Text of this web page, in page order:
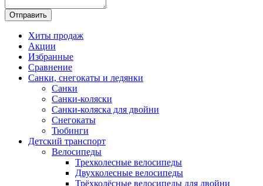
Отправить
Хиты продаж
Акции
Избранные
Сравнение
Санки, снегокаты и ледянки
Санки
Санки-коляски
Санки-коляска для двойни
Снегокаты
Тюбинги
Детский транспорт
Велосипеды
Трехколесные велосипеды
Двухколесные велосипеды
Трёхколёсные велосипеды для двойни